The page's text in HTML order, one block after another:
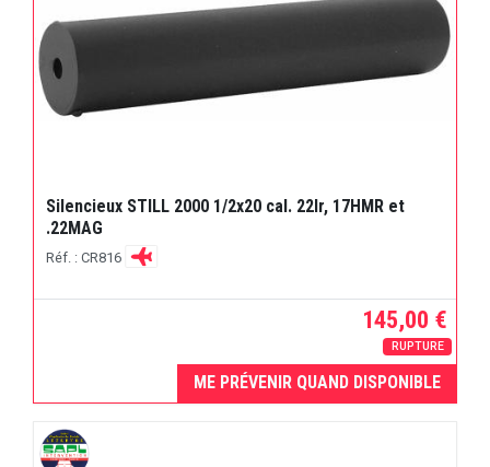
Silencieux STILL 2000 1/2x20 cal. 22lr, 17HMR et
.22MAG
Réf. : CR816
145,00 €
RUPTURE
ME PRÉVENIR QUAND DISPONIBLE